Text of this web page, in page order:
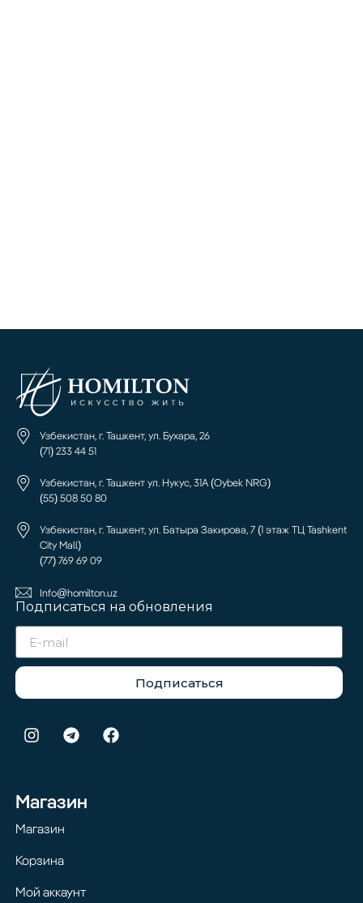
Узбекистан, г. Ташкент, ул. Бухара, 26
(71) 233 44 51
Узбекистан, г. Ташкент ул. Нукус, 31А (Oybek NRG)
(55) 508 50 80
Узбекистан, г. Ташкент, ул. Батыра Закирова, 7 (1 этаж ТЦ Tashkent
City Mall)
(77) 769 69 09
Info@homilton.uz
Подписаться на обновления
Подписаться
Магазин
Магазин
Корзина
Мой аккаунт